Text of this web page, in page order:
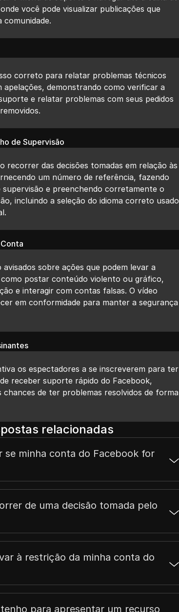
você pode visualizar publicações que
comunidade.
correto para relatar problemas técnicos
apelações, demonstrando como verificar a
e relatar problemas com seus pedidos
de Supervisão
recorrer das decisões tomadas em relação às
um número de referência, fazendo
supervisão e preenchendo corretamente o
incluindo a seleção do idioma correto usado
avisados sobre ações que podem levar a
postar conteúdo violento ou gráfico,
e interagir com contas falsas. O vídeo
em conformidade para manter a segurança
os espectadores a se inscreverem para ter
receber suporte rápido do Facebook,
chances de ter problemas resolvidos de forma
relacionadas
se minha conta do Facebook for
de uma decisão tomada pelo
à restrição da minha conta do
para apresentar um recurso